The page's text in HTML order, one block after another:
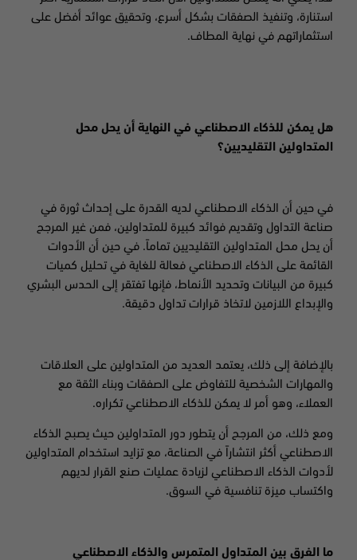
استنارة، وتنفيذ الصفقات بشكل أسرع، وتحقيق عوائد أفضل على
استثماراتهم في نهاية المطاف.
هل يمكن للذكاء الاصطناعي في النهاية أن يحل محل
المتداولين التقليديين؟
في حين أن الذكاء الاصطناعي لديه القدرة على إحداث ثورة في
صناعة التداول وتقديم فوائد كبيرة للمتداولين، فمن غير المرجح
أن يحل محل المتداولين التقليديين تماماً. في حين أن الأدوات
القائمة على الذكاء الاصطناعي فعالة للغاية في تحليل كميات
كبيرة من البيانات وتحديد الأنماط، فإنها تفتقر إلى الحدس البشري
والإبداع اللازمين لاتخاذ قرارات تداول دقيقة.
بالإضافة إلى ذلك، يعتمد العديد من المتداولين على العلاقات
والمهارات الشخصية للتفاوض على الصفقات وبناء الثقة مع
العملاء، وهو أمر لا يمكن للذكاء الاصطناعي تكراره.
ومع ذلك، من المرجح أن يتطور دور المتداولين حيث يصبح الذكاء
الاصطناعي أكثر انتشاراً في الصناعة، مع تزايد استخدام المتداولين
لأدوات الذكاء الاصطناعي لزيادة عمليات صنع القرار لديهم
واكتساب ميزة تنافسية في السوق.
ما الفرق بين المتداول المتمرس والذكاء الاصطناعي